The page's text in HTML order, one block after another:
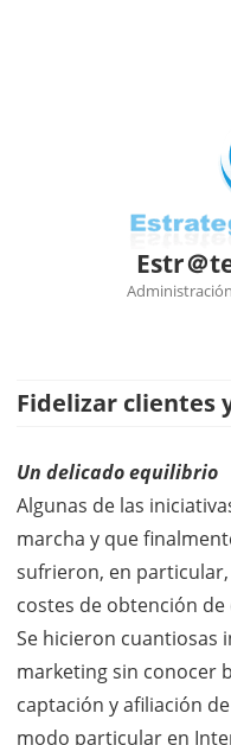
Estr＠
Fidelizar clientes
Un delicado equilibrio
Algunas de las
marcha y que
sufrieron, en
costes de obtención
Se hicieron cuantiosas
marketing sin conocer
captación y afiliación
modo particular en